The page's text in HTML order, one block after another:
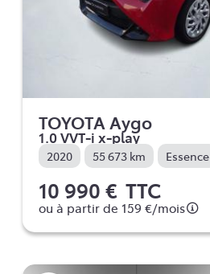
TOYOTA Aygo
1.0 VVT-i x-play
2020 55 673 km Essence
10 990 € TTC
ou à partir de 159 €/mois